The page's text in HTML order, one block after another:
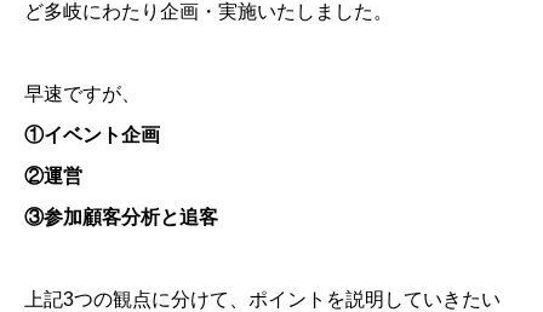
ど多岐にわたり企画・実施いたしました。
早速ですが、
①イベント企画
②運営
③参加顧客分析と追客
上記3つの観点に分けて、ポイントを説明していきたい